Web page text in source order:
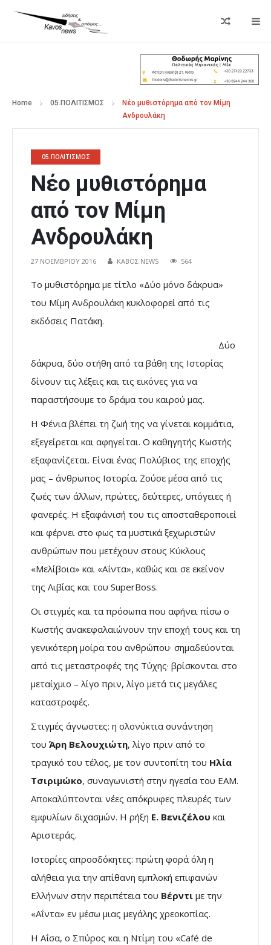
Home 05.ΠΟΛΙΤΙΣΜΟΣ
Νέο μυθιστόρημα από τον Μίμη
Ανδρουλάκη
05.ΠΟΛΙΤΙΣΜΟΣ
Νέο μυθιστόρημα
από τον Μίμη
Ανδρουλάκη
27 ΝΟΕΜΒΡΊΟΥ 2016 ΚΑΒΟΣ NEWS 564
Το μυθιστόρημα με τίτλο «Δύο μόνο δάκρυα»
του Μίμη Ανδρουλάκη κυκλοφορεί από τις
εκδόσεις Πατάκη.
Δύο
δάκρυα, δύο στήθη από τα βάθη της Ιστορίας
δίνουν τις λέξεις και τις εικόνες για να
παραστήσουμε το δράμα του καιρού μας.
Η Φένια βλέπει τη ζωή της να γίνεται κομμάτια,
εξεγείρεται και αφηγείται. Ο καθηγητής Κωστής
εξαφανίζεται. Είναι ένας Πολύβιος της εποχής
μας – άνθρωπος Ιστορία. Ζούσε μέσα από τις
ζωές των άλλων, πρώτες, δεύτερες, υπόγειες ή
φανερές. Η εξαφάνισή του τις αποσταθεροποιεί
και φέρνει στο φως τα μυστικά ξεχωριστών
ανθρώπων που μετέχουν στους Κύκλους
«Μελίβοια» και «Αΐντα», καθώς και σε εκείνον
της Λιβίας και του SuperBoss.
Οι στιγμές και τα πρόσωπα που αφήνει πίσω ο
Κωστής ανακεφαλαιώνουν την εποχή τους και τη
γενικότερη μοίρα του ανθρώπου· σημαδεύονται
από τις μεταστροφές της Τύχης· βρίσκονται στο
μεταίχμιο – λίγο πριν, λίγο μετά τις μεγάλες
καταστροφές.
Στιγμές άγνωστες: η ολονύκτια συνάντηση
του Άρη Βελουχιώτη, λίγο πριν από το
τραγικό του τέλος, με τον συντοπίτη του Ηλία
Τσιριμώκο, συναγωνιστή στην ηγεσία του ΕΑΜ.
Αποκαλύπτονται νέες απόκρυφες πλευρές των
εμφυλίων διχασμών. Η ρήξη Ε. Βενιζέλου και
Αριστεράς.
Ιστορίες απροσδόκητες: πρώτη φορά όλη η
αλήθεια για την απίθανη εμπλοκή επιφανών
Ελλήνων στην περιπέτεια του Βέρντι με την
«Αΐντα» εν μέσω μιας μεγάλης χρεοκοπίας.
Η Αΐσα, ο Σπύρος και η Ντίμη του «Café de